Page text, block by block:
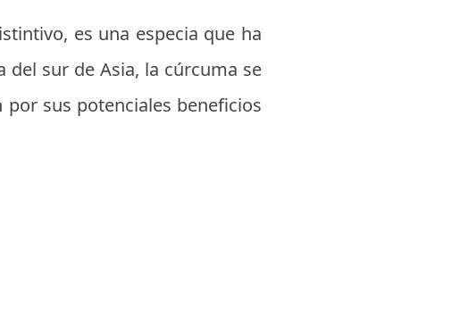
es una especia que ha
sur de Asia, la cúrcuma se
sus potenciales beneficios